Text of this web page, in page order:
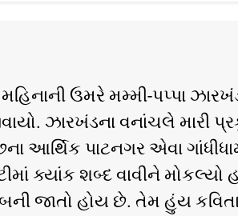
ઉમરે મમ્મી-પપ્પા
ઝારખંડના વનાંચલે મારી
આર્થિક પાટનગર એવા
ક્યાંક શબ્દ વાવીને મોકલ્યો
જાતો હોય છે. તેમ હુંય